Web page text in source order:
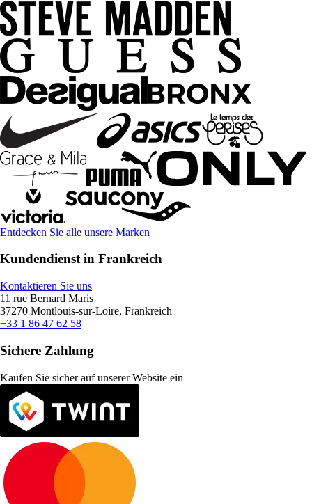
Entdecken Sie alle unsere Marken
Kundendienst in Frankreich
Kontaktieren Sie uns
11 rue Bernard Maris
37270 Montlouis-sur-Loire, Frankreich
+33 1 86 47 62 58
Sichere Zahlung
Kaufen Sie sicher auf unserer Website ein